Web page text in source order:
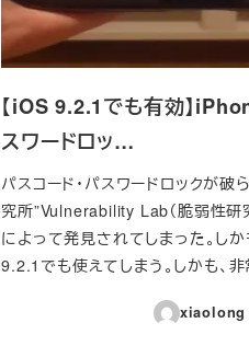
【iOS 9.2.1でも有効】
スワードロッ…
パスコード・パスワードロックが
究所”Vulnerability Lab（脆弱性
によって発見されてしまった。し
9.2.1でも使えてしまう。しかも、非
xiaolong